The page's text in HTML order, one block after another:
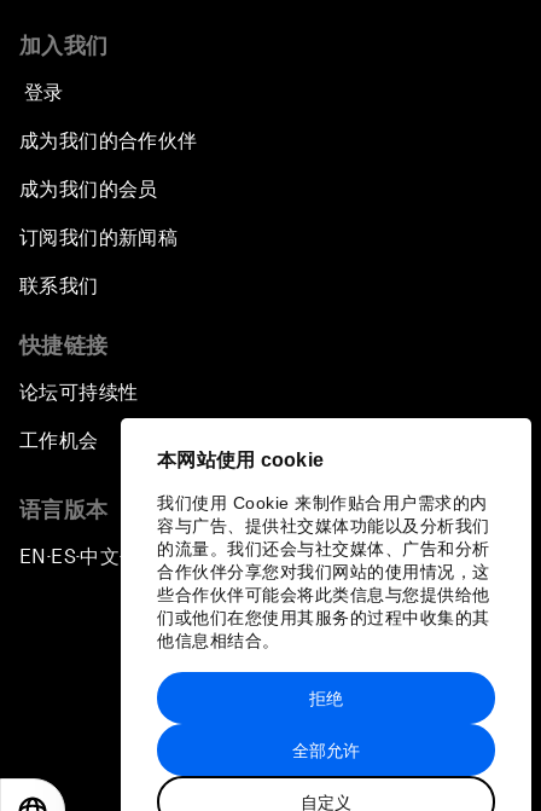
本网站使用 cookie
我们使用 Cookie 来制作贴合用户需求的内
容与广告、提供社交媒体功能以及分析我们
的流量。我们还会与社交媒体、广告和分析
合作伙伴分享您对我们网站的使用情况，这
些合作伙伴可能会将此类信息与您提供给他
们或他们在您使用其服务的过程中收集的其
他信息相结合。
全部允许
自定义
拒绝
加入我们
登录
成为我们的合作伙伴
成为我们的会员
订阅我们的新闻稿
联系我们
快捷链接
论坛可持续性
工作机会
语言版本
EN ▪ES▪中文▪ 日本語
站点地图